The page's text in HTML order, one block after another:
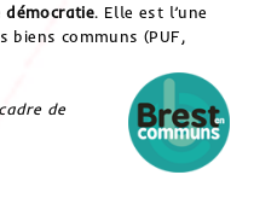
démocratie. Elle est l’une
biens communs (PUF,
de